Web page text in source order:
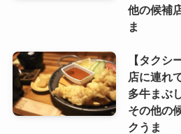
他の候補
ま
【タクシ
店に連れ
多牛まぶ
その他の
クうま